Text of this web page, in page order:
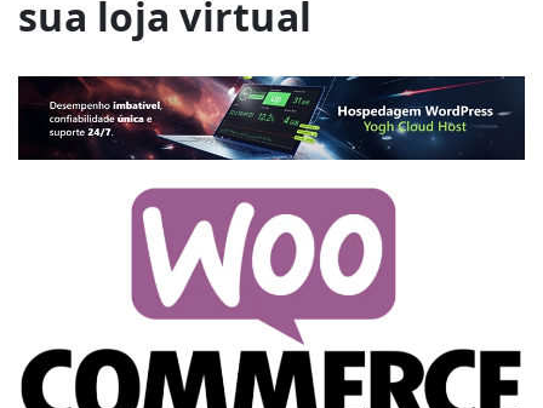
sua loja virtual